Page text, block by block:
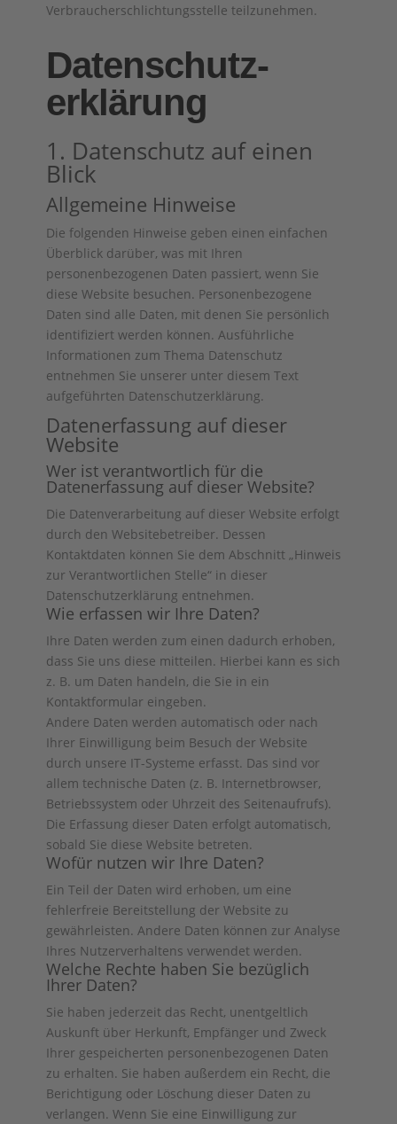
Verbraucherschlichtungsstelle teilzunehmen.
Datenschutz­
erklärung
1. Datenschutz auf einen
Blick
Allgemeine Hinweise
Die folgenden Hinweise geben einen einfachen
Überblick darüber, was mit Ihren
personenbezogenen Daten passiert, wenn Sie
diese Website besuchen. Personenbezogene
Daten sind alle Daten, mit denen Sie persönlich
identifiziert werden können. Ausführliche
Informationen zum Thema Datenschutz
entnehmen Sie unserer unter diesem Text
aufgeführten Datenschutzerklärung.
Datenerfassung auf dieser
Website
Wer ist verantwortlich für die
Datenerfassung auf dieser Website?
Die Datenverarbeitung auf dieser Website erfolgt
durch den Websitebetreiber. Dessen
Kontaktdaten können Sie dem Abschnitt „Hinweis
zur Verantwortlichen Stelle“ in dieser
Datenschutzerklärung entnehmen.
Wie erfassen wir Ihre Daten?
Ihre Daten werden zum einen dadurch erhoben,
dass Sie uns diese mitteilen. Hierbei kann es sich
z. B. um Daten handeln, die Sie in ein
Kontaktformular eingeben.
Andere Daten werden automatisch oder nach
Ihrer Einwilligung beim Besuch der Website
durch unsere IT-Systeme erfasst. Das sind vor
allem technische Daten (z. B. Internetbrowser,
Betriebssystem oder Uhrzeit des Seitenaufrufs).
Die Erfassung dieser Daten erfolgt automatisch,
sobald Sie diese Website betreten.
Wofür nutzen wir Ihre Daten?
Ein Teil der Daten wird erhoben, um eine
fehlerfreie Bereitstellung der Website zu
gewährleisten. Andere Daten können zur Analyse
Ihres Nutzerverhaltens verwendet werden.
Welche Rechte haben Sie bezüglich
Ihrer Daten?
Sie haben jederzeit das Recht, unentgeltlich
Auskunft über Herkunft, Empfänger und Zweck
Ihrer gespeicherten personenbezogenen Daten
zu erhalten. Sie haben außerdem ein Recht, die
Berichtigung oder Löschung dieser Daten zu
verlangen. Wenn Sie eine Einwilligung zur